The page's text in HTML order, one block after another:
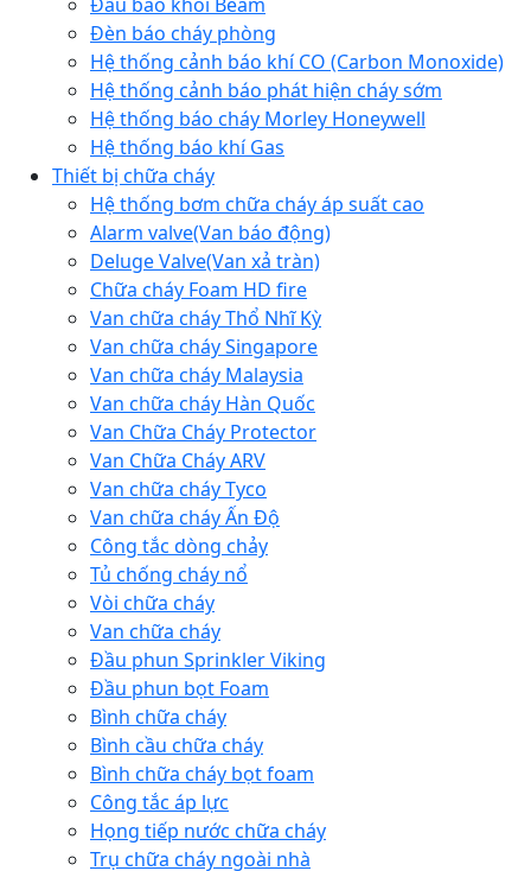
Đầu báo khói Beam
Đèn báo cháy phòng
Hệ thống cảnh báo khí CO (Carbon Monoxide)
Hệ thống cảnh báo phát hiện cháy sớm
Hệ thống báo cháy Morley Honeywell
Hệ thống báo khí Gas
Thiết bị chữa cháy
Hệ thống bơm chữa cháy áp suất cao
Alarm valve(Van báo động)
Deluge Valve(Van xả tràn)
Chữa cháy Foam HD fire
Van chữa cháy Thổ Nhĩ Kỳ
Van chữa cháy Singapore
Van chữa cháy Malaysia
Van chữa cháy Hàn Quốc
Van Chữa Cháy Protector
Van Chữa Cháy ARV
Van chữa cháy Tyco
Van chữa cháy Ấn Độ
Công tắc dòng chảy
Tủ chống cháy nổ
Vòi chữa cháy
Van chữa cháy
Đầu phun Sprinkler Viking
Đầu phun bọt Foam
Bình chữa cháy
Bình cầu chữa cháy
Bình chữa cháy bọt foam
Công tắc áp lực
Họng tiếp nước chữa cháy
Trụ chữa cháy ngoài nhà